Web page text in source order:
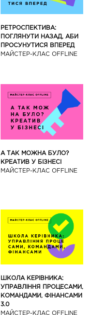
РЕТРОСПЕКТИВА:
ПОГЛЯНУТИ НАЗАД, АБИ
ПРОСУНУТИСЯ ВПЕРЕД
МАЙCТЕР-КЛАС OFFLINE
А ТАК МОЖНА БУЛО?
КРЕАТИВ У БІЗНЕСІ
МАЙCТЕР-КЛАС OFFLINE
ШКОЛА КЕРІВНИКА:
УПРАВЛІННЯ ПРОЦЕСАМИ,
КОМАНДАМИ, ФІНАНСАМИ
3.0
МАЙCТЕР-КЛАС OFFLINE